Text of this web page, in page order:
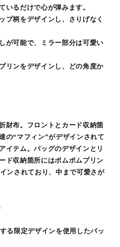
いるだけで心が弾みます。
プ柄をデザインし、さりげなく
が可能で、ミラー部分は可愛い
リンをデザインし、どの角度か
財布。フロントとカード収納箇
の“マフィン”がデザインされて
イテム。バッグのデザインとリ
ド収納箇所にはポムポムプリン
ンされており、中まで可愛さが
る限定デザインを使用したバッ